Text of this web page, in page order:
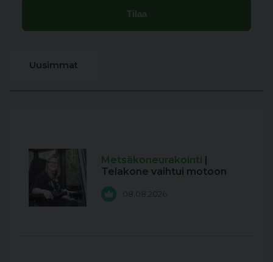
Uusimmat
Metsäkoneurakointi |
Telakone vaihtui motoon
08.08.2026